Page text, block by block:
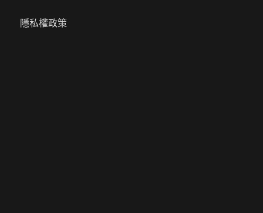
隱私權政策